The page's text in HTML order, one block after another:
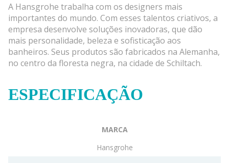
A Hansgrohe trabalha com os designers mais
importantes do mundo. Com esses talentos criativos, a
empresa desenvolve soluções inovadoras, que dão
mais personalidade, beleza e sofisticação aos
banheiros. Seus produtos são fabricados na Alemanha,
no centro da floresta negra, na cidade de Schiltach.
ESPECIFICAÇÃO
MARCA
Hansgrohe